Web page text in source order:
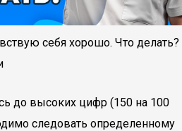
себя хорошо. Что делать?
до высоких цифр (150 на 100
следовать определенному